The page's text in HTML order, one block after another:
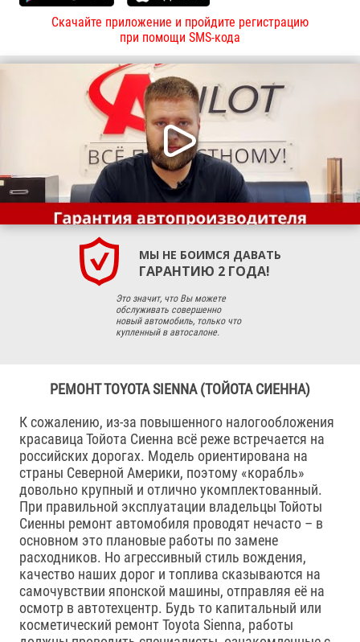
Скачайте приложение и пройдите регистрацию
при помощи SMS-кода
МЫ НЕ БОИМСЯ ДАВАТЬ
ГАРАНТИЮ 2 ГОДА!
Это значит, что Вы можете
обслуживать совершенно
новый автомобиль, только что
купленный в автосалоне.
РЕМОНТ TOYOTA SIENNA (ТОЙОТА СИЕННА)
К сожалению, из-за повышенного налогообложения
красавица Тойота Сиенна всё реже встречается на
российских дорогах. Модель ориентирована на
страны Северной Америки, поэтому «корабль»
довольно крупный и отлично укомплектованный.
При правильной эксплуатации владельцы Тойоты
Сиенны ремонт автомобиля проводят нечасто – в
основном это плановые работы по замене
расходников. Но агрессивный стиль вождения,
качество наших дорог и топлива сказываются на
самочувствии японской машины, отправляя её на
осмотр в автотехцентр. Будь то капитальный или
косметический ремонт Toyota Sienna, работы